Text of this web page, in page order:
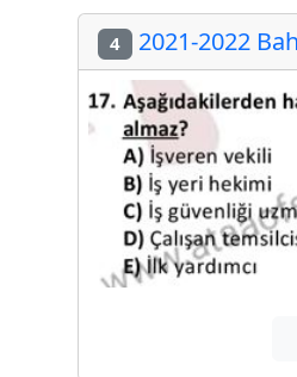
4 2021-2022